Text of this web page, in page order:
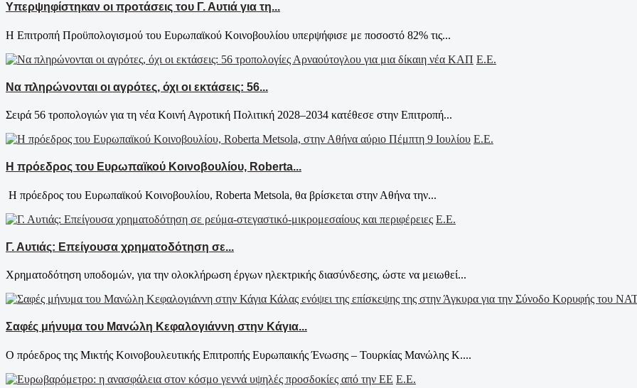
Υπερψηφίστηκαν οι προτάσεις του Γ. Αυτιά για τη...
H Επιτροπή Προϋπολογισμού του Ευρωπαϊκού Κοινοβουλίου υπερψήφισε με ποσοστό 82% τις...
Ε.Ε.
Να πληρώνονται οι αγρότες, όχι οι εκτάσεις: 56...
Σειρά 56 τροπολογιών για τη νέα Κοινή Αγροτική Πολιτική 2028–2034 κατέθεσε στην Επιτροπή...
Ε.Ε.
Η πρόεδρος του Ευρωπαϊκού Κοινοβουλίου, Roberta...
​Η πρόεδρος του Ευρωπαϊκού Κοινοβουλίου, Roberta Metsola, θα βρίσκεται στην Αθήνα την...
Ε.Ε.
Γ. Αυτιάς: Επείγουσα χρηματοδότηση σε...
Χρηματοδότηση υποδομών, για την ολοκλήρωση έργων ηλεκτρικής διασύνδεσης, ώστε να μειωθεί...
Σαφές μήνυμα του Μανώλη Κεφαλογιάννη στην Κάγια...
Ο πρόεδρος της Μικτής Κοινοβουλευτικής Επιτροπής Ευρωπαικής Ένωσης – Τουρκίας Μανώλης Κ....
Ε.Ε.